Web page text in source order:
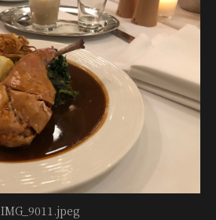
IMG_9011.jpeg